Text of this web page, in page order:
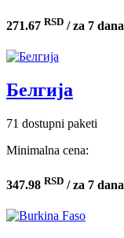
271.67 RSD / za 7 dana
Белгија
71 dostupni paketi
Minimalna cena:
347.98 RSD / za 7 dana